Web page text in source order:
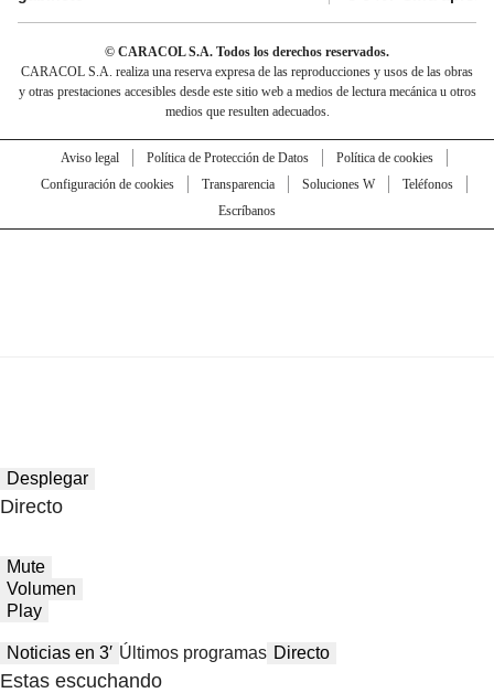
© CARACOL S.A. Todos los derechos reservados.
CARACOL S.A. realiza una reserva expresa de las reproducciones y usos de las obras
y otras prestaciones accesibles desde este sitio web a medios de lectura mecánica u otros
medios que resulten adecuados.
Aviso legal Política de Protección de Datos
Política de cookies
Configuración de cookies
Transparencia Soluciones W
Teléfonos
Escríbanos
Desplegar
Directo
Mute
Volumen
Play
Noticias en 3′ Últimos programas Directo
Estas escuchando